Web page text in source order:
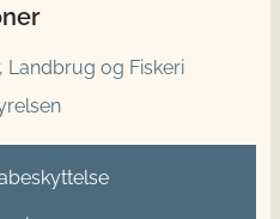
Landbrug og Fiskeri